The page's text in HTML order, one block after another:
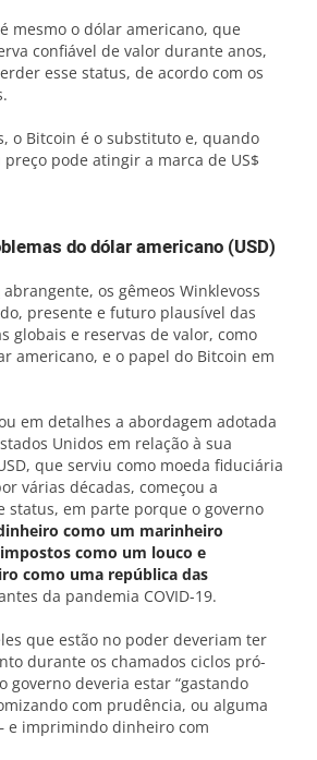
mesmo o dólar americano, que
confiável de valor durante anos,
esse status, de acordo com os
o Bitcoin é o substituto e, quando
preço pode atingir a marca de US$
do dólar americano (USD)
abrangente, os gêmeos Winklevoss
presente e futuro plausível das
globais e reservas de valor, como
americano, e o papel do Bitcoin em
em detalhes a abordagem adotada
Unidos em relação à sua
que serviu como moeda fiduciária
várias décadas, começou a
status, em parte porque o governo
como um marinheiro
como um louco e
como uma república das
da pandemia COVID-19.
que estão no poder deveriam ter
durante os chamados ciclos pró-
governo deveria estar “gastando
com prudência, ou alguma
e imprimindo dinheiro com